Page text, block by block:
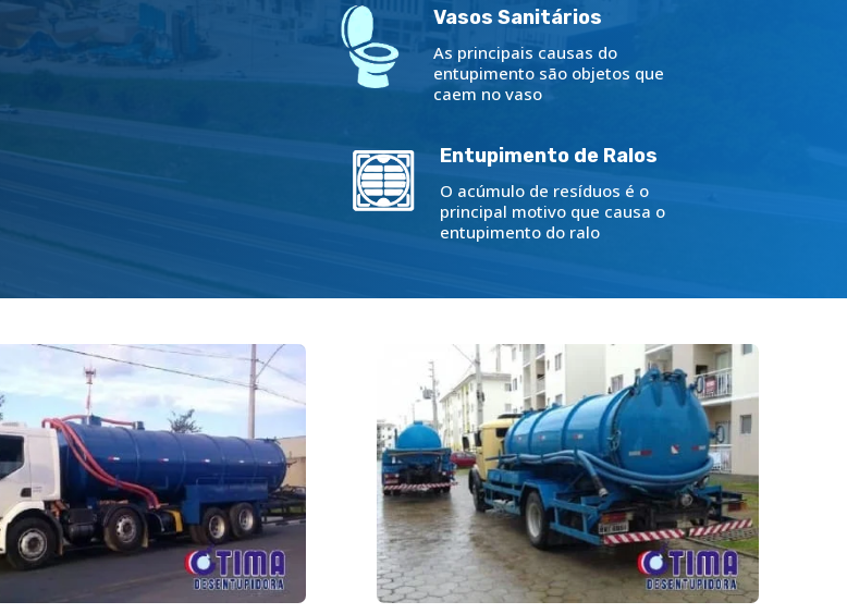
Vasos Sanitários
As principais causas do
entupimento são objetos que
caem no vaso
Entupimento de Ralos
O acúmulo de resíduos é o
principal motivo que causa o
entupimento do ralo